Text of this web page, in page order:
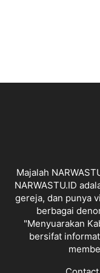
Majalah
NARWASTU.ID
gereja, dan punya
berbagai
"Menyuarakan
bersifat